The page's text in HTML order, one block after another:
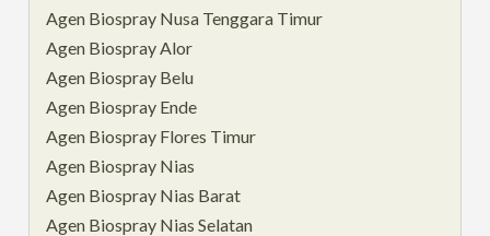
Agen Biospray Nusa Tenggara Timur
Agen Biospray Alor
Agen Biospray Belu
Agen Biospray Ende
Agen Biospray Flores Timur
Agen Biospray Nias
Agen Biospray Nias Barat
Agen Biospray Nias Selatan